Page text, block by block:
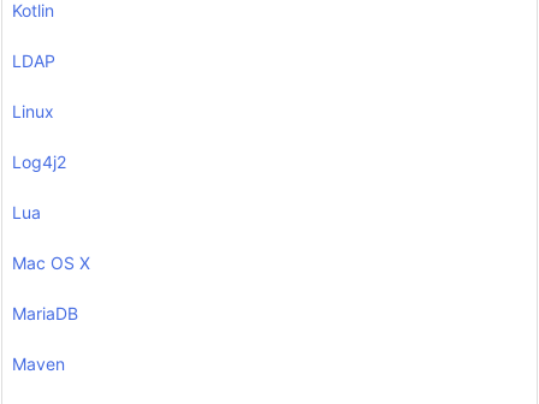
Kotlin
LDAP
Linux
Log4j2
Lua
Mac OS X
MariaDB
Maven